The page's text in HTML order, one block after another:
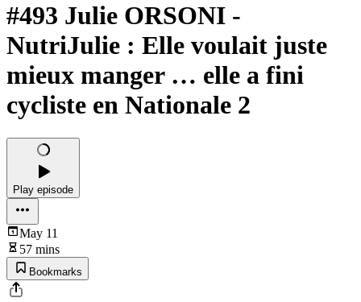
#493 Julie ORSONI -
NutriJulie : Elle voulait juste
mieux manger … elle a fini
cycliste en Nationale 2
Play episode
May 11
57 mins
Bookmarks